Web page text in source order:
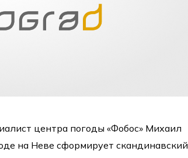
центра погоды «Фобос» Михаил
на Неве сформирует скандинавский